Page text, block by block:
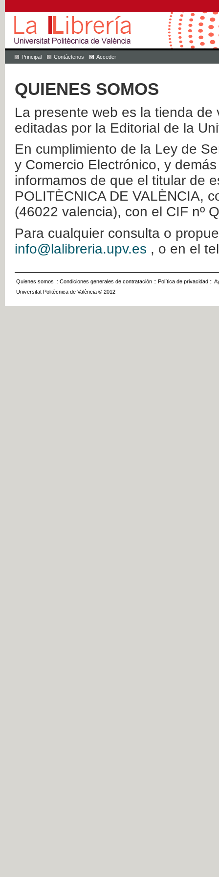
Principal Contáctenos Acceder
QUIENES SOMOS
La presente web es la tienda
editadas por la Editorial de la
En cumplimiento de la Ley de
y Comercio Electrónico, y
informamos de que el titular de
POLITÈCNICA DE VALÈNCIA,
(46022 valencia), con el CIF nº
Para cualquier consulta o
info@lalibreria.upv.es , o en el
Quienes somos :: Condiciones generales de contratación :: Política de privacidad ::
Universitat Politècnica de València © 2012